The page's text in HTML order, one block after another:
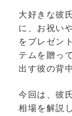
大好きな彼
に、お祝い
をプレゼン
テムを贈っ
出す彼の背
今回は、彼
相場を解説